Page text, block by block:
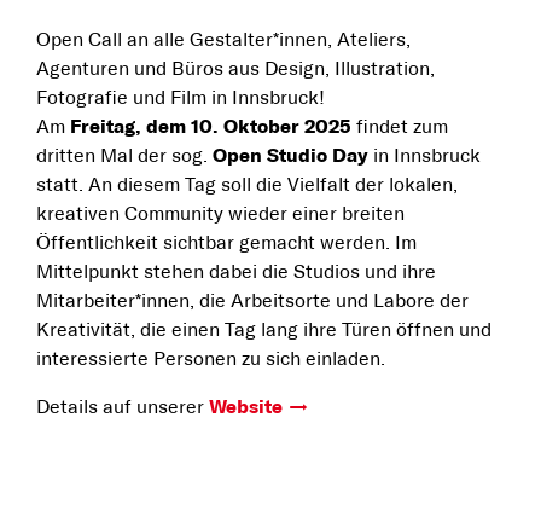
Open Call an alle Gestalter*innen, Ateliers,
Agenturen und Büros aus Design, Illustration,
Fotografie und Film in Innsbruck!
Am Freitag, dem 10. Oktober 2025 findet zum
dritten Mal der sog. Open Studio Day in Innsbruck
statt. An diesem Tag soll die Vielfalt der lokalen,
kreativen Community wieder einer breiten
Öffentlichkeit sichtbar gemacht werden. Im
Mittelpunkt stehen dabei die Studios und ihre
Mitarbeiter*innen, die Arbeitsorte und Labore der
Kreativität, die einen Tag lang ihre Türen öffnen und
interessierte Personen zu sich einladen.
Details auf unserer Website